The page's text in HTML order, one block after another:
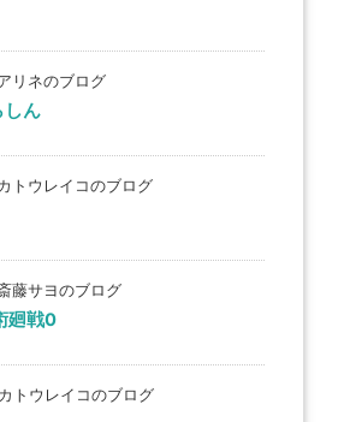
リネのブログ
ん
トウレイコのブログ
藤サヨのブログ
廻戦0
カトウレイコのブログ